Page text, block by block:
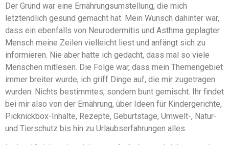
Der Grund war eine Ernährungsumstellung, die mich
letztendlich gesund gemacht hat. Mein Wunsch dahinter war,
dass ein ebenfalls von Neurodermitis und Asthma geplagter
Mensch meine Zeilen vielleicht liest und anfängt sich zu
informieren. Nie aber hätte ich gedacht, dass mal so viele
Menschen mitlesen. Die Folge war, dass mein Themengebiet
immer breiter wurde, ich griff Dinge auf, die mir zugetragen
wurden. Nichts bestimmtes, sondern bunt gemischt. Ihr findet
bei mir also von der Ernährung, über Ideen für Kindergerichte,
Picknickbox-Inhalte, Rezepte, Geburtstage, Umwelt-, Natur-
und Tierschutz bis hin zu Urlaubserfahrungen alles.